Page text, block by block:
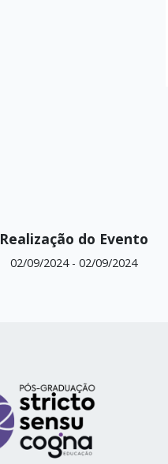
Realização do Evento
02/09/2024- 02/09/2024